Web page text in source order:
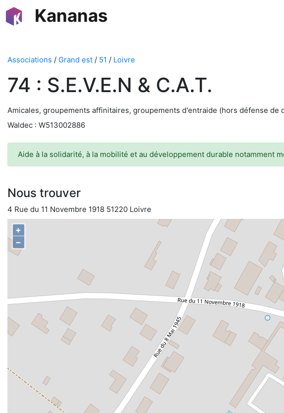
Kananas
Associations / Grand est / 51 / Loivre
74 : S.E.V.E.N & C.A.T.
Amicales, groupements affinitaires, groupements d'entraide (hors défense
Waldec : W513002886
Aide à la solidarité, à la mobilité et au développement durable notamment
Nous trouver
4 Rue du 11 Novembre 1918 51220 Loivre
+
−